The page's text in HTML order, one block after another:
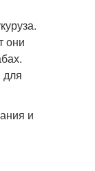
они
для
и